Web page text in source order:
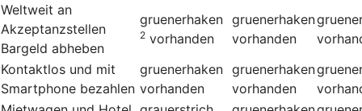
Weltweit an
Akzeptanzstellen
Bargeld abheben
gruenerhaken
2 vorhanden
gruenerhaken
vorhanden
Kontaktlos und mit
Smartphone bezahlen
gruenerhaken
vorhanden
gruenerhaken
vorhanden